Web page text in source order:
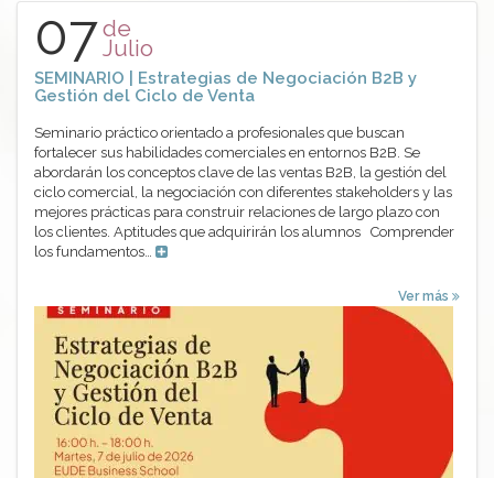
07de
Julio
SEMINARIO | Estrategias de Negociación B2B y
Gestión del Ciclo de Venta
Seminario práctico orientado a profesionales que buscan
fortalecer sus habilidades comerciales en entornos B2B. Se
abordarán los conceptos clave de las ventas B2B, la gestión del
ciclo comercial, la negociación con diferentes stakeholders y las
mejores prácticas para construir relaciones de largo plazo con
los clientes. Aptitudes que adquirirán los alumnos Comprender
los fundamentos…
Ver más